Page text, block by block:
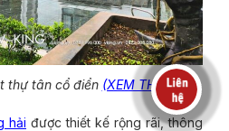
thự tân cổ điển (XEM THÊM)
hải được thiết kế rộng rãi, thông